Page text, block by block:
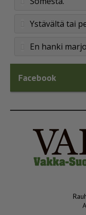
Ystävältä tai
En hanki
Facebook